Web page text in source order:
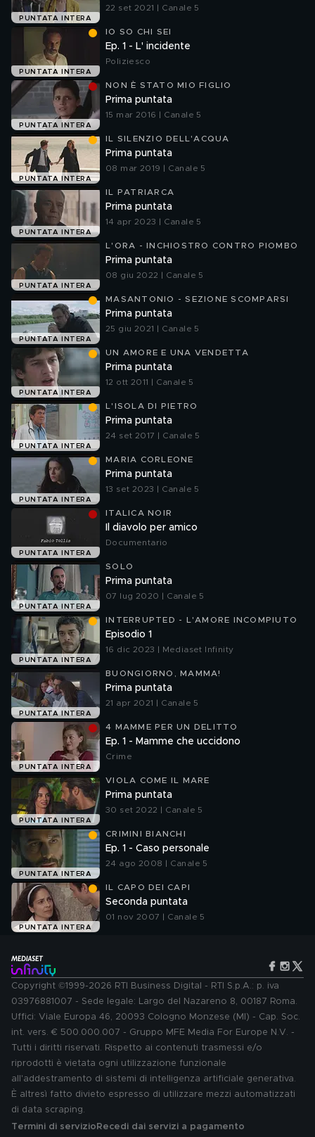
PUNTATA INTERA
22 set 2021 | Canale 5
PUNTATA INTERA
IO SO CHI SEI
Ep. 1 - L' incidente
Poliziesco
PUNTATA INTERA
NON È STATO MIO FIGLIO
Prima puntata
15 mar 2016 | Canale 5
PUNTATA INTERA
IL SILENZIO DELL'ACQUA
Prima puntata
08 mar 2019 | Canale 5
PUNTATA INTERA
IL PATRIARCA
Prima puntata
14 apr 2023 | Canale 5
PUNTATA INTERA
L'ORA - INCHIOSTRO CONTRO PIOMBO
Prima puntata
08 giu 2022 | Canale 5
PUNTATA INTERA
MASANTONIO - SEZIONE SCOMPARSI
Prima puntata
25 giu 2021 | Canale 5
PUNTATA INTERA
UN AMORE E UNA VENDETTA
Prima puntata
12 ott 2011 | Canale 5
PUNTATA INTERA
L'ISOLA DI PIETRO
Prima puntata
24 set 2017 | Canale 5
PUNTATA INTERA
MARIA CORLEONE
Prima puntata
13 set 2023 | Canale 5
PUNTATA INTERA
ITALICA NOIR
Il diavolo per amico
Documentario
PUNTATA INTERA
SOLO
Prima puntata
07 lug 2020 | Canale 5
PUNTATA INTERA
INTERRUPTED - L'AMORE INCOMPIUTO
Episodio 1
16 dic 2023 | Mediaset Infinity
PUNTATA INTERA
BUONGIORNO, MAMMA!
Prima puntata
21 apr 2021 | Canale 5
PUNTATA INTERA
4 MAMME PER UN DELITTO
Ep. 1 - Mamme che uccidono
Crime
PUNTATA INTERA
VIOLA COME IL MARE
Prima puntata
30 set 2022 | Canale 5
PUNTATA INTERA
CRIMINI BIANCHI
Ep. 1 - Caso personale
24 ago 2008 | Canale 5
PUNTATA INTERA
IL CAPO DEI CAPI
Seconda puntata
01 nov 2007 | Canale 5
Copyright ©1999-2026 RTI Business Digital - RTI S.p.A.: p. iva
03976881007 - Sede legale: Largo del Nazareno 8, 00187 Roma.
Uffici: Viale Europa 46, 20093 Cologno Monzese (MI) - Cap. Soc.
int. vers. € 500.000.007 - Gruppo MFE Media For Europe N.V. -
Tutti i diritti riservati. Rispetto ai contenuti trasmessi e/o
riprodotti è vietata ogni utilizzazione funzionale
all'addestramento di sistemi di intelligenza artificiale generativa.
È altresì fatto divieto espresso di utilizzare mezzi automatizzati
di data scraping.
Termini di servizio Recedi dai servizi a pagamento